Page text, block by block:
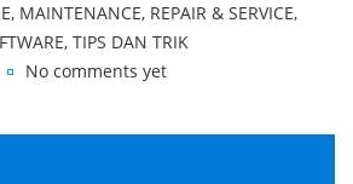
, MAINTENANCE, REPAIR & SERVICE,
, TIPS DAN TRIK
No comments yet